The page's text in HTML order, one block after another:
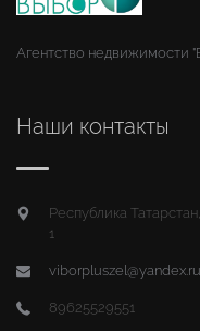
Агентство недвижимости
Наши контакты
Республика
1
viborpluszel@yandex.ru
89625529551